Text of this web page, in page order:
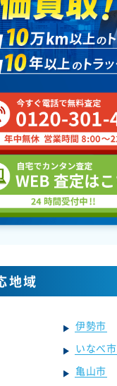
地域
伊勢市
いなべ市
亀山市